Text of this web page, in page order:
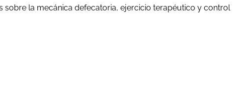
la mecánica defecatoria, ejercicio terapéutico y control